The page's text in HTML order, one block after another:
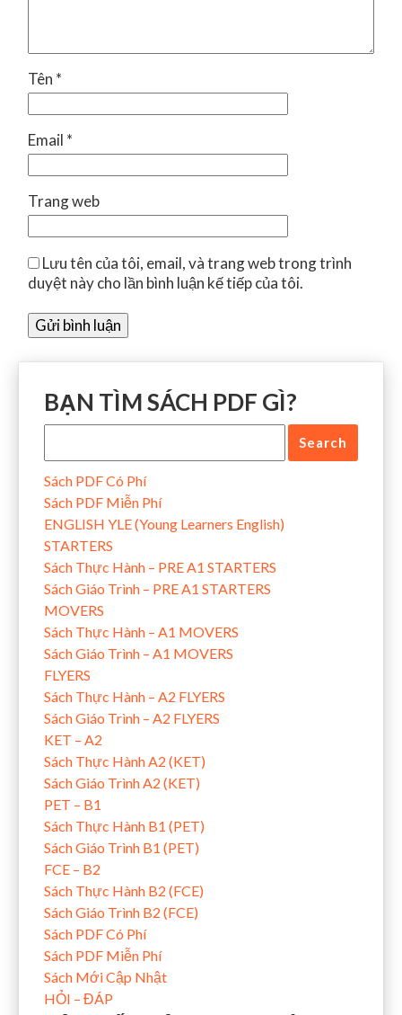
Tên *
Email *
Trang web
Lưu tên của tôi, email, và trang web trong trình
duyệt này cho lần bình luận kế tiếp của tôi.
BẠN TÌM SÁCH PDF GÌ?
Sách PDF Có Phí
Sách PDF Miễn Phí
ENGLISH YLE (Young Learners English)
STARTERS
Sách Thực Hành – PRE A1 STARTERS
Sách Giáo Trình – PRE A1 STARTERS
MOVERS
Sách Thực Hành – A1 MOVERS
Sách Giáo Trình – A1 MOVERS
FLYERS
Sách Thực Hành – A2 FLYERS
Sách Giáo Trình – A2 FLYERS
KET – A2
Sách Thực Hành A2 (KET)
Sách Giáo Trình A2 (KET)
PET – B1
Sách Thực Hành B1 (PET)
Sách Giáo Trình B1 (PET)
FCE – B2
Sách Thực Hành B2 (FCE)
Sách Giáo Trình B2 (FCE)
Sách PDF Có Phí
Sách PDF Miễn Phí
Sách Mới Cập Nhật
HỎI – ĐÁP